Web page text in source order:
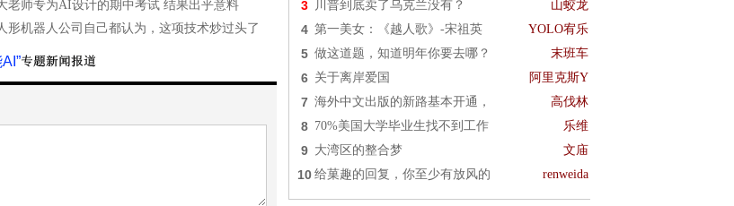
老师专为AI设计的期中考试 结果出乎意料
形机器人公司自己都认为，这项技术炒过头了
3 川普到底卖了乌克兰没有？ 山蛟龙
4 第一美女：《越人歌》-宋祖英 YOLO宥乐
5 做这道题，知道明年你要去哪？ 末班车
6 关于离岸爱国 阿里克斯Y
7 海外中文出版的新路基本开通， 高伐林
8 70%美国大学毕业生找不到工作 乐维
9 大湾区的整合梦 文庙
10 给菓趣的回复，你至少有放风的 renweida